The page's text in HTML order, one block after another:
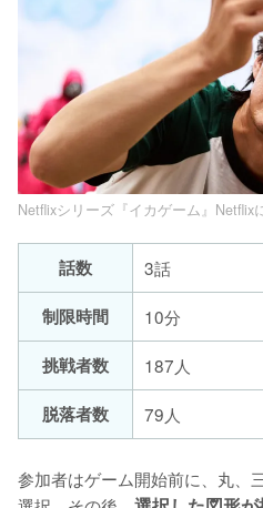
Netflixシリーズ『イカゲーム』Netflix
話数
3話
制限時間
10分
挑戦者数
187人
脱落者数
79人
参加者はゲーム開始前に、丸、